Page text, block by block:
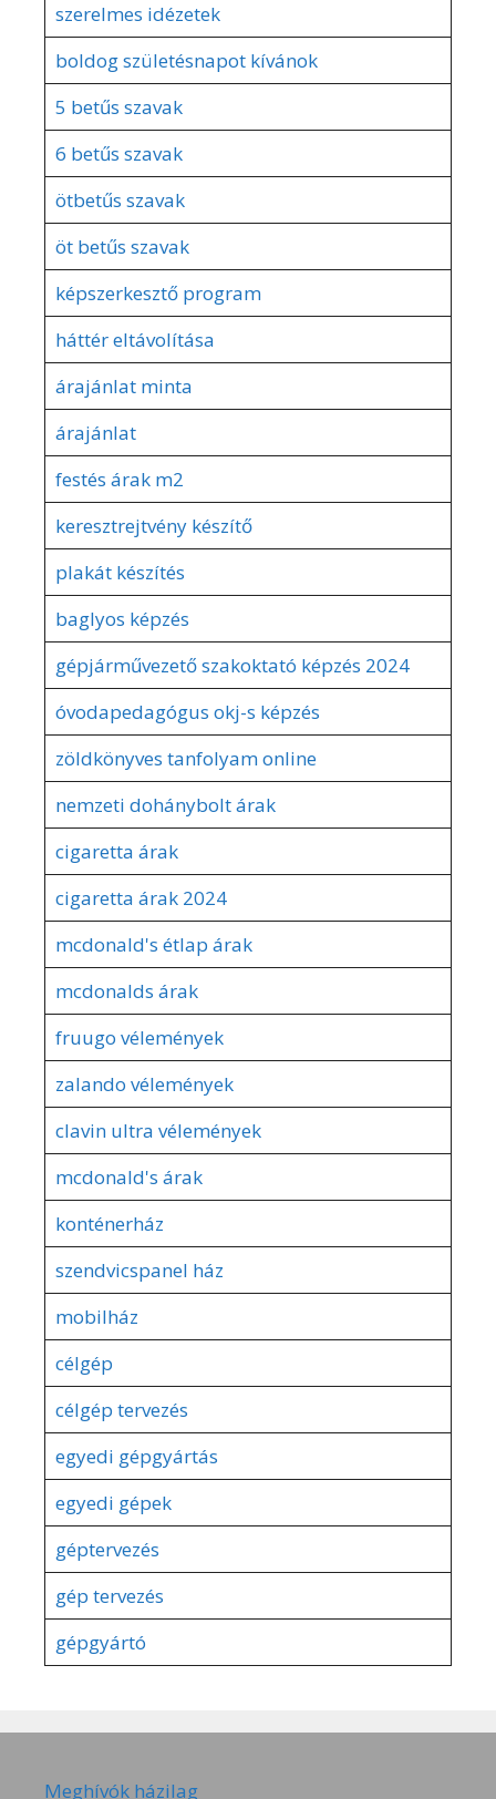
szerelmes idézetek
boldog születésnapot kívánok
5 betűs szavak
6 betűs szavak
ötbetűs szavak
öt betűs szavak
képszerkesztő program
háttér eltávolítása
árajánlat minta
árajánlat
festés árak m2
keresztrejtvény készítő
plakát készítés
baglyos képzés
gépjárművezető szakoktató képzés 2024
óvodapedagógus okj-s képzés
zöldkönyves tanfolyam online
nemzeti dohánybolt árak
cigaretta árak
cigaretta árak 2024
mcdonald's étlap árak
mcdonalds árak
fruugo vélemények
zalando vélemények
clavin ultra vélemények
mcdonald's árak
konténerház
szendvicspanel ház
mobilház
célgép
célgép tervezés
egyedi gépgyártás
egyedi gépek
géptervezés
gép tervezés
gépgyártó
Meghívók házilag